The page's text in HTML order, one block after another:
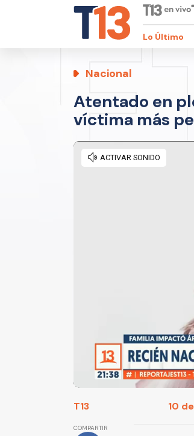
Lo Último
Nacional
Atentado en
víctima más
T13 10
COMPARTIR